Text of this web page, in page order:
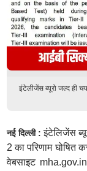
इंटेलीजेंस ब्यूरो जल्द ही
नई दिल्ली : इंटेलिजेंस
2 का परिणाम घोषित
वेबसाइट